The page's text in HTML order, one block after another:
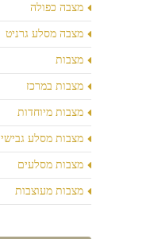
מצבה כפולה
מצבה מסלע גרניט
מצבות
מצבות במרכז
מצבות מיוחדות
מצבות מסלע גבישי
מצבות מסלעים
מצבות מעוצבות